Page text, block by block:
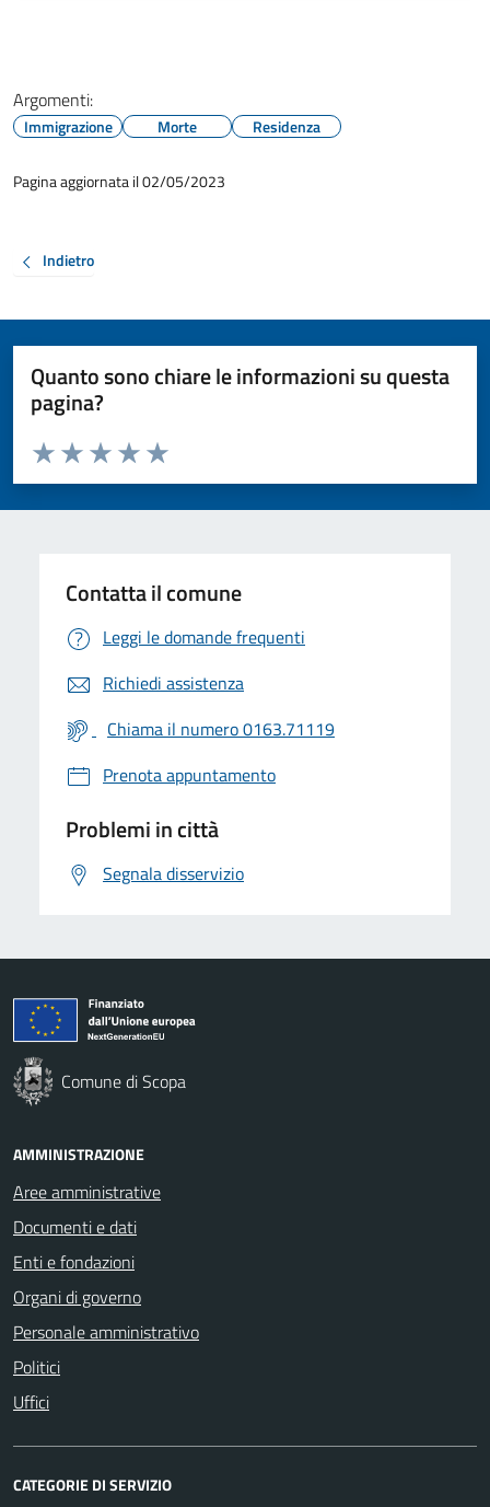
Argomenti:
Immigrazione Morte Residenza
Pagina aggiornata il 02/05/2023
Indietro
Quanto sono chiare le informazioni su questa
pagina?
Valuta da 1 a 5 stelle la pagina
Valuta 5 stelle su 5
Valuta 4 stelle su 5
Valuta 3 stelle su 5
Valuta 2 stelle su 5
Valuta 1 stelle su 5
Contatta il comune
Leggi le domande frequenti
Richiedi assistenza
Chiama il numero 0163.71119
Prenota appuntamento
Problemi in città
Segnala disservizio
Comune di Scopa
AMMINISTRAZIONE
Aree amministrative
Documenti e dati
Enti e fondazioni
Organi di governo
Personale amministrativo
Politici
Uffici
CATEGORIE DI SERVIZIO